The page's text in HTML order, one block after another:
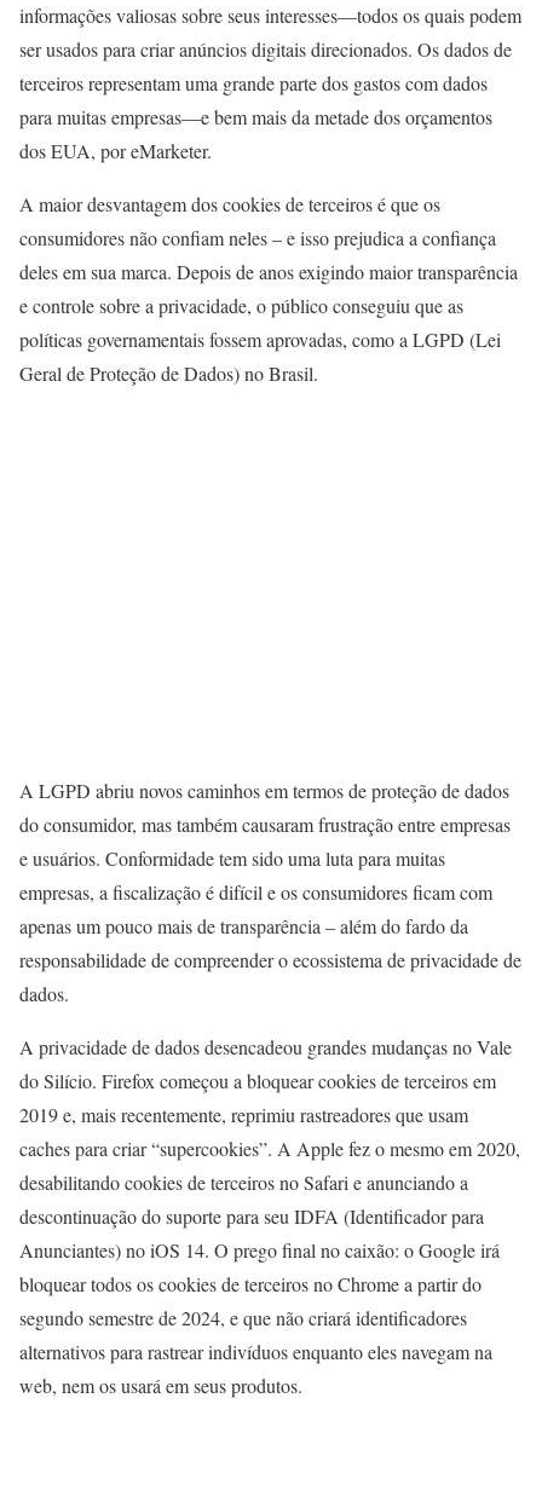
informações valiosas sobre seus interesses—todos os quais podem
ser usados para criar anúncios digitais direcionados. Os dados de
terceiros representam uma grande parte dos gastos com dados
para muitas empresas—e bem mais da metade dos orçamentos
dos EUA, por eMarketer.
A maior desvantagem dos cookies de terceiros é que os
consumidores não confiam neles – e isso prejudica a confiança
deles em sua marca. Depois de anos exigindo maior transparência
e controle sobre a privacidade, o público conseguiu que as
políticas governamentais fossem aprovadas, como a LGPD (Lei
Geral de Proteção de Dados) no Brasil.
A LGPD abriu novos caminhos em termos de proteção de dados
do consumidor, mas também causaram frustração entre empresas
e usuários. Conformidade tem sido uma luta para muitas
empresas, a fiscalização é difícil e os consumidores ficam com
apenas um pouco mais de transparência – além do fardo da
responsabilidade de compreender o ecossistema de privacidade de
dados.
A privacidade de dados desencadeou grandes mudanças no Vale
do Silício. Firefox começou a bloquear cookies de terceiros em
2019 e, mais recentemente, reprimiu rastreadores que usam
caches para criar “supercookies”. A Apple fez o mesmo em 2020,
desabilitando cookies de terceiros no Safari e anunciando a
descontinuação do suporte para seu IDFA (Identificador para
Anunciantes) no iOS 14. O prego final no caixão: o Google irá
bloquear todos os cookies de terceiros no Chrome a partir do
segundo semestre de 2024, e que não criará identificadores
alternativos para rastrear indivíduos enquanto eles navegam na
web, nem os usará em seus produtos.